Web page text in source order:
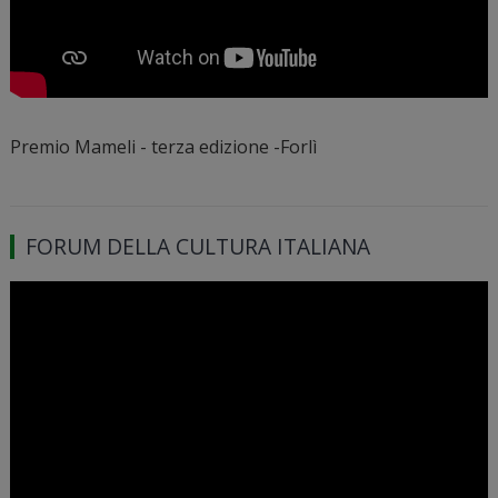
Premio Mameli - terza edizione -Forlì
FORUM DELLA CULTURA ITALIANA